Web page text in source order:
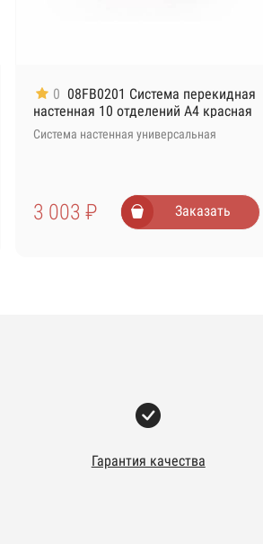
0 08FB0201 Система перекидная
настенная 10 отделений А4 красная
Система настенная универсальная
3 003 ₽ Заказать
Гарантия качества